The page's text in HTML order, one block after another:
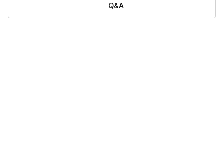
Q&A